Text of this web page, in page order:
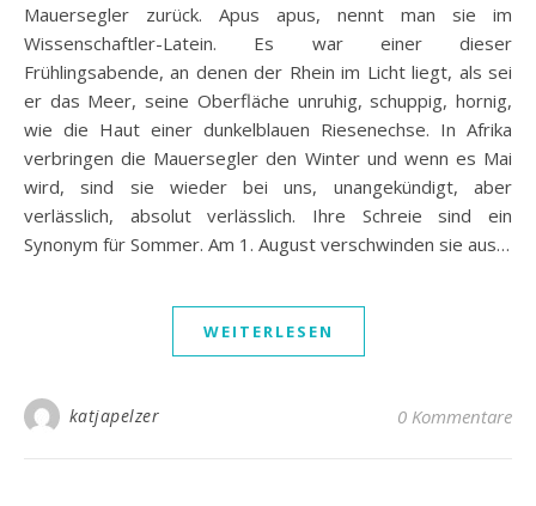
Mauersegler zurück. Apus apus, nennt man sie im
Wissenschaftler-Latein. Es war einer dieser
Frühlingsabende, an denen der Rhein im Licht liegt, als sei
er das Meer, seine Oberfläche unruhig, schuppig, hornig,
wie die Haut einer dunkelblauen Riesenechse. In Afrika
verbringen die Mauersegler den Winter und wenn es Mai
wird, sind sie wieder bei uns, unangekündigt, aber
verlässlich, absolut verlässlich. Ihre Schreie sind ein
Synonym für Sommer. Am 1. August verschwinden sie aus…
WEITERLESEN
katjapelzer 0 Kommentare